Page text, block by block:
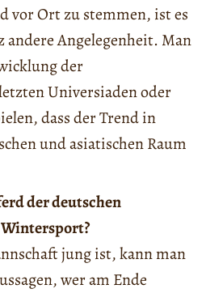
vor Ort zu stemmen, ist es
andere Angelegenheit. Man
der
Universiaden oder
dass der Trend in
und asiatischen Raum
der deutschen
jung ist, kann man
wer am Ende